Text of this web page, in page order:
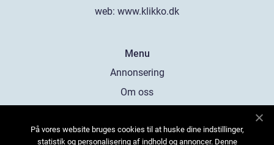
web: www.klikko.dk
Menu
Annonsering
Om oss
Kontakta oss
På vores website bruges cookies til at huske dine indstillinger,
statistik og personalisering af indhold og annoncer. Denne